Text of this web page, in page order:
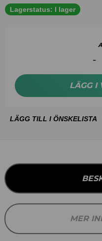
Lagerstatus: I lager
LÄGG I
MER